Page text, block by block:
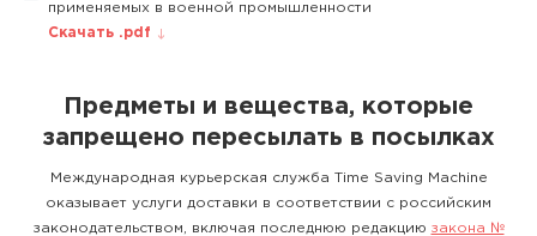
применяемых в военной промышленности
Скачать .pdf
Предметы и вещества, которые
запрещено пересылать в посылках
Международная курьерская служба Time Saving Machine
оказывает услуги доставки в соответствии с российским
законодательством, включая последнюю редакцию закона №